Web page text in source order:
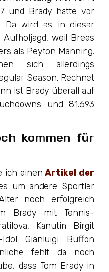
und Brady hatte vor
Da wird es in dieser
weil Brees
als Peyton Manning.
sich allerdings
Season. Rechnet
ist Brady überall auf
und 81.693
kommen für
ich einenArtikel der
um andere Sportler
noch erfolgreich
Brady mit Tennis-
Kanutin Birgit
Gianluigi Buffon
fehlt da noch
dass Tom Brady in